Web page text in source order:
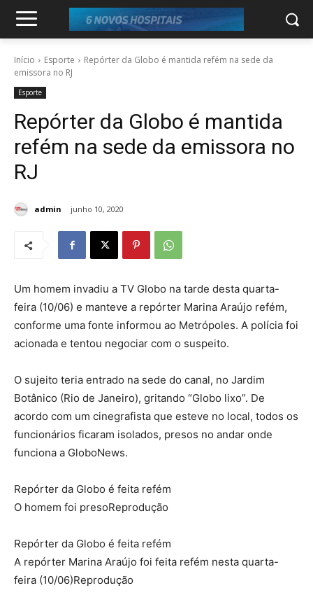
Início Esporte
Repórter da Globo é mantida refém na sede da
emissora no RJ
Esporte
Repórter da Globo é mantida
refém na sede da emissora no
RJ
admin junho 10, 2020
Um homem invadiu a TV Globo na tarde desta quarta-
feira (10/06) e manteve a repórter Marina Araújo refém,
conforme uma fonte informou ao Metrópoles. A polícia foi
acionada e tentou negociar com o suspeito.
O sujeito teria entrado na sede do canal, no Jardim
Botânico (Rio de Janeiro), gritando “Globo lixo”. De
acordo com um cinegrafista que esteve no local, todos os
funcionários ficaram isolados, presos no andar onde
funciona a GloboNews.
Repórter da Globo é feita refém
O homem foi presoReprodução
Repórter da Globo é feita refém
A repórter Marina Araújo foi feita refém nesta quarta-
feira (10/06)Reprodução